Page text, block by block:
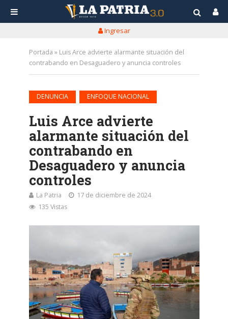
Ingresar
Portada » Luis Arce advierte alarmante situación del
contrabando en Desaguadero y anuncia controles
DENUNCIA ENFOQUE NACIONAL
Luis Arce advierte
alarmante situación del
contrabando en
Desaguadero y anuncia
controles
La Patria
17 de diciembre de 2024
135 Vistas